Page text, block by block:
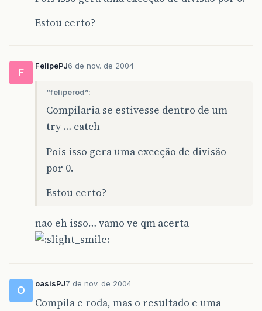
Estou certo?
F
FelipePJ6 de nov. de 2004
“feliperod”:
Compilaria se estivesse dentro de um
try … catch
Pois isso gera uma exceção de divisão
por 0.
Estou certo?
nao eh isso… vamo ve qm acerta
O
oasisPJ7 de nov. de 2004
Compila e roda, mas o resultado e uma